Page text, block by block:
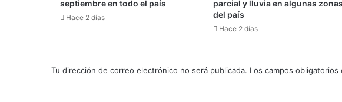
Afganistán
sobre
asuntos
septiembre en todo el país
Hace 2 días
parcial y lluvia en algunas zonas
del país
Hace 2 días
Tu dirección de correo electrónico no será publicada. Los campos obligatorios